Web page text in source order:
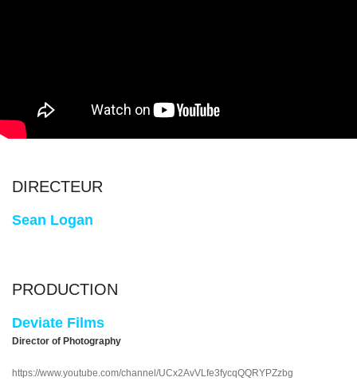
DIRECTEUR
Sean Logan
PRODUCTION
Deviate Films
Director of Photography
https://www.youtube.com/channel/UCx2AvVLfe3fycqQQRYPZzbg